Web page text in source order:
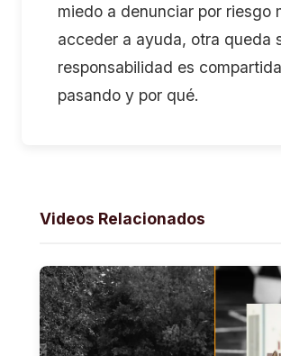
miedo a denunciar por riesgo
acceder a ayuda, otra queda
responsabilidad es
pasando y por qué.
Videos Relacionados